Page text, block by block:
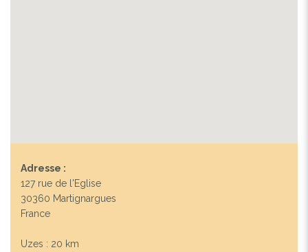
Adresse :
127 rue de l'Eglise
30360 Martignargues
France
Uzes : 20 km